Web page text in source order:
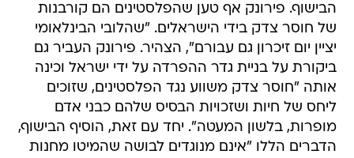
הבישוף. פירונק אף טען שהפלסטינים הם קורבנות
של חוסר צדק בידי הישראלים. "שהלובי הבינלאומי
יציין יום זיכרון גם עבורם", הצהיר. פירונק העביר גם
ביקורת על בניית גדר ההפרדה על ידי ישראל וכינה
אותה "חוסר צדק משווע נגד הפלסטינים, שזוכים
ליחס של חיות ושזכויות הבסיס שלהם כבני אדם
מופרות, בלשון המעטה". יחד עם זאת, הוסיף הבישוף,
הדברים הללו "אינם מנוגדים לבושה שהמיטו מחנות